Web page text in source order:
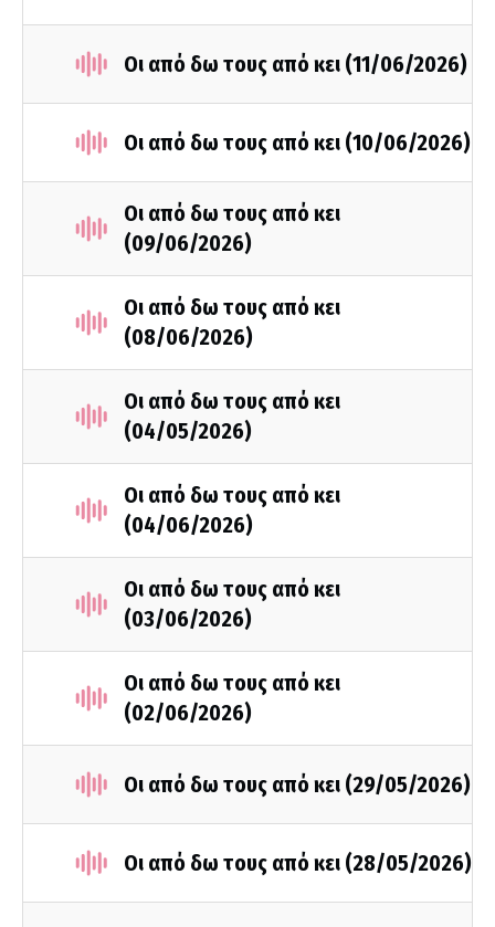
Οι από δω τους από κει (11/06/2026)
Οι από δω τους από κει (10/06/2026)
Οι από δω τους από κει
(09/06/2026)
Οι από δω τους από κει
(08/06/2026)
Οι από δω τους από κει
(04/05/2026)
Οι από δω τους από κει
(04/06/2026)
Οι από δω τους από κει
(03/06/2026)
Οι από δω τους από κει
(02/06/2026)
Οι από δω τους από κει (29/05/2026)
Οι από δω τους από κει (28/05/2026)